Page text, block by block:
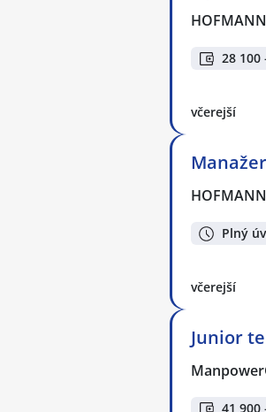
28 100
včerejší
Plný
včerejší
Junior
41 900